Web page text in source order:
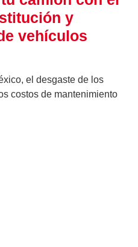
y
vehículos
el desgaste de los
costos de mantenimiento